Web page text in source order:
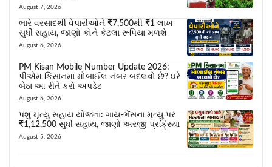
August 7, 2026
ભારે વરસાદથી વેપારીઓને ₹7,500થી ₹1 લાખ
સુધી સહાય, જાણો કોને કેટલા રૂપિયા મળશે
August 6, 2026
PM Kisan Mobile Number Update 2026:
પીએમ કિસાનમાં મોબાઈલ નંબર બદલવો છે? ઘરે
બેઠા આ રીતે કરો અપડેટ
August 6, 2026
પશુ મૃત્યુ સહાય યોજના: ગાય-ભેંસના મૃત્યુ પર
₹1,12,500 સુધી સહાય, જાણો અરજી પ્રક્રિયા
August 5, 2026